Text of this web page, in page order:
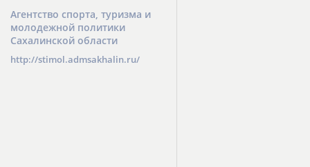
Агентство спорта, туризма и
молодежной политики
Сахалинской области
http://stimol.admsakhalin.ru/